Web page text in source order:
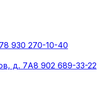
8 930 270-10-40
д. 7А8 902 689-33-22